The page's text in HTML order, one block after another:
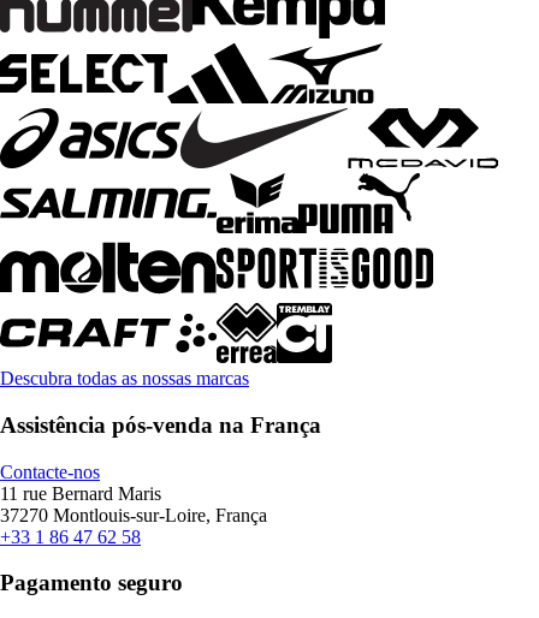
Descubra todas as nossas marcas
Assistência pós-venda na França
Contacte-nos
11 rue Bernard Maris
37270 Montlouis-sur-Loire, França
+33 1 86 47 62 58
Pagamento seguro